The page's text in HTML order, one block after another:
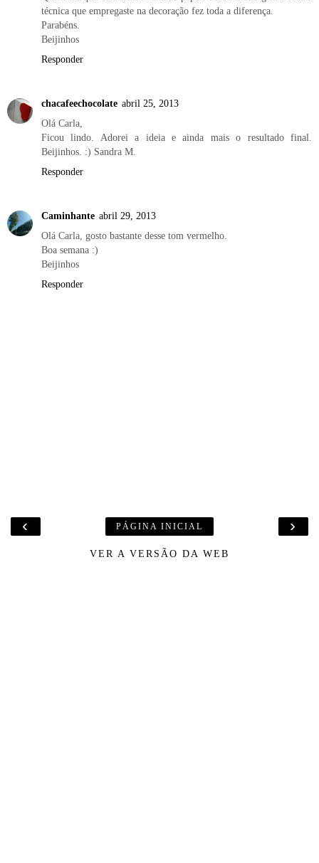
técnica que empregaste na decoração fez toda a diferença.
Parabéns.
Beijinhos
Responder
chacafeechocolate abril 25, 2013
Olá Carla,
Ficou lindo. Adorei a ideia e ainda mais o resultado final.
Beijinhos. :) Sandra M.
Responder
Caminhante abril 29, 2013
Olá Carla, gosto bastante desse tom vermelho.
Boa semana :)
Beijinhos
Responder
‹ ›
PÁGINA INICIAL
VER A VERSÃO DA WEB